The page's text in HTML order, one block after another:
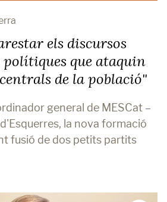
els discursos
que ataquin
de la població"
general de MESCat –
la nova formació
fusió de dos petits partits